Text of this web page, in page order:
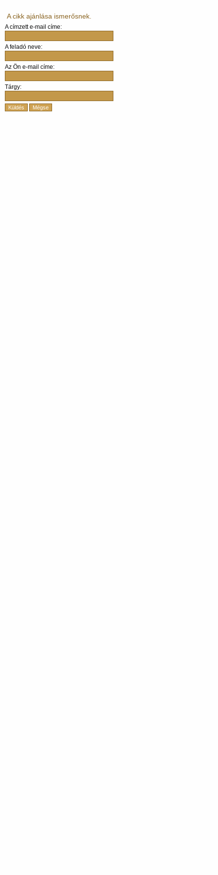
A cikk ajánlása ismerősnek.
A címzett e-mail címe:
A feladó neve:
Az Ön e-mail címe:
Tárgy:
Küldés Mégse